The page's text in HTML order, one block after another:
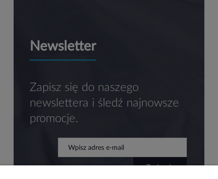
Newsletter
Zapisz się do naszego
newslettera i śledź najnowsze
promocje.
zapisz się